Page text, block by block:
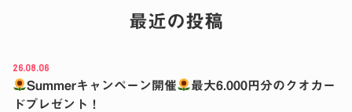
最近の投稿
26.08.06
Summerキャンペーン開催
最大6.000円分のクオカー
ドプレゼント！